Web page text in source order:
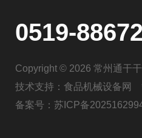
0519-
Copyright © 2026 常州通干
技术支持： 食品机械设备网
备案号： 苏ICP备